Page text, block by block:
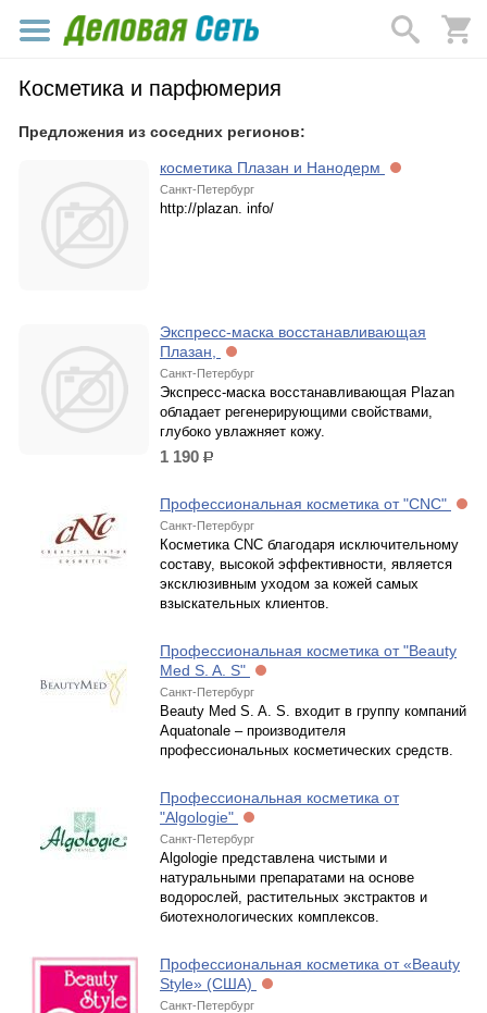
Косметика и парфюмерия
Предложения из соседних регионов:
косметика Плазан и Нанодерм
Санкт-Петербург
http://plazan. info/
Экспресс-маска восстанавливающая
Плазан,
Санкт-Петербург
Экспресс-маска восстанавливающая Plazan
обладает регенерирующими свойствами,
глубоко увлажняет кожу.
1 190 р.
Профессиональная косметика от "CNC"
Санкт-Петербург
Косметика CNC благодаря исключительному
составу, высокой эффективности, является
эксклюзивным уходом за кожей самых
взыскательных клиентов.
Профессиональная косметика от "Beauty
Med S. A. S"
Санкт-Петербург
Beauty Med S. A. S. входит в группу компаний
Aquatonale – производителя
профессиональных косметических средств.
Профессиональная косметика от
"Algologie"
Санкт-Петербург
Algologie представлена чистыми и
натуральными препаратами на основе
водорослей, растительных экстрактов и
биотехнологических комплексов.
Профессиональная косметика от «Beauty
Style» (США)
Санкт-Петербург